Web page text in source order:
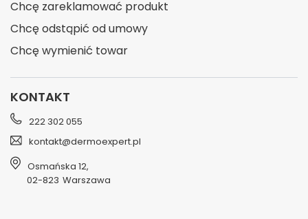
Chcę zareklamować produkt
Chcę odstąpić od umowy
Chcę wymienić towar
KONTAKT
222 302 055
kontakt@dermoexpert.pl
Osmańska 12,
02-823 Warszawa